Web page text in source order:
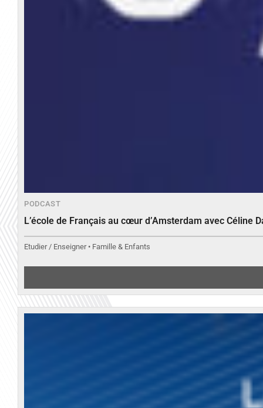
PODCAST
L’école de Français au cœur d’Amsterdam avec Céline
Etudier / Enseigner • Famille & Enfants